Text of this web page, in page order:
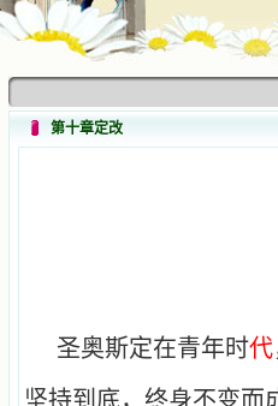
第十章定改
圣奥斯定在青年时代
坚持到底，终身不变而